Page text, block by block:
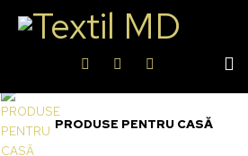
PRODUSE PENTRU CASĂ